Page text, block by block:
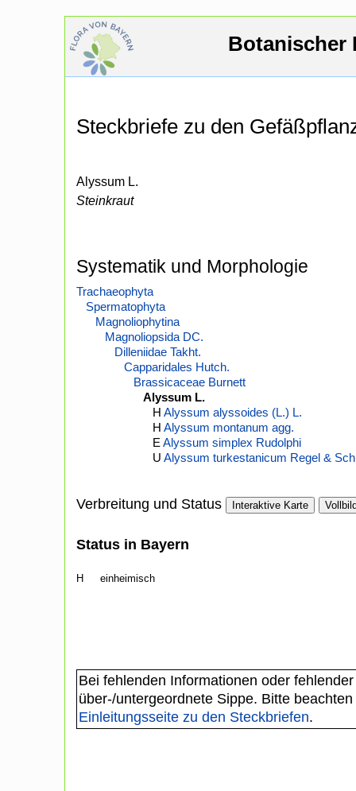
Botanischer
Steckbriefe zu den
Alyssum L.
Steinkraut
Systematik und Morphologie
Trachaeophyta
Spermatophyta
Magnoliophytina
Magnoliopsida DC.
Dilleniidae Takht.
Capparidales Hutch.
Brassicaceae Burnett
Alyssum L.
H Alyssum alyssoides (L.) L.
H Alyssum montanum agg.
E Alyssum simplex Rudolphi
U Alyssum turkestanicum Regel &
Verbreitung und Status Interaktive Karte
Status in Bayern
H einheimisch
Bei fehlenden Informationen oder
über-/untergeordnete Sippe. Bitte
Einleitungsseite zu den Steckbriefen.